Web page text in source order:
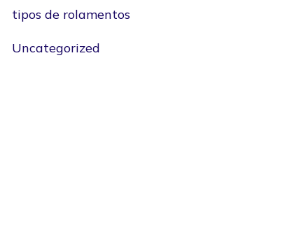
tipos de rolamentos
Uncategorized